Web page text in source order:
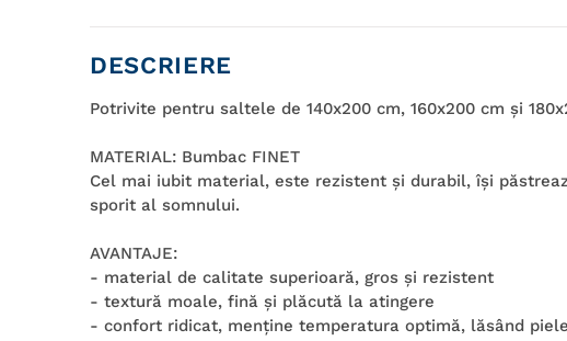
DESCRIERE
Potrivite pentru saltele de 140x200 cm, 160x200 cm şi
MATERIAL: Bumbac FINET
Cel mai iubit material, este rezistent şi durabil, îşi
sporit al somnului.
AVANTAJE:
- material de calitate superioară, gros şi rezistent
- textură moale, fină şi plăcută la atingere
- confort ridicat, menţine temperatura optimă, lăsând